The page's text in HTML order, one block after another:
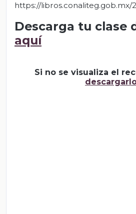
https://libros.conaliteg.gob.mx/
Descarga tu clase
aquí
Si no se visualiza el